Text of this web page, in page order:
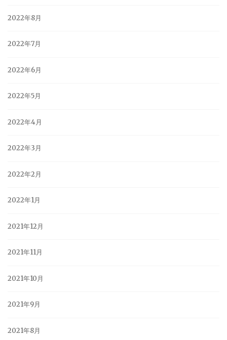
2022年8月
2022年7月
2022年6月
2022年5月
2022年4月
2022年3月
2022年2月
2022年1月
2021年12月
2021年11月
2021年10月
2021年9月
2021年8月